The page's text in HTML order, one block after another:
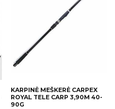
KARPINĖ MEŠKERĖ CARPEX
ROYAL TELE CARP 3,90M 40-
90G